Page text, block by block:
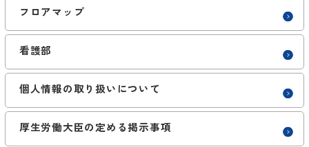
フロアマップ
看護部
個人情報の取り扱いについて
厚生労働大臣の定める掲示事項